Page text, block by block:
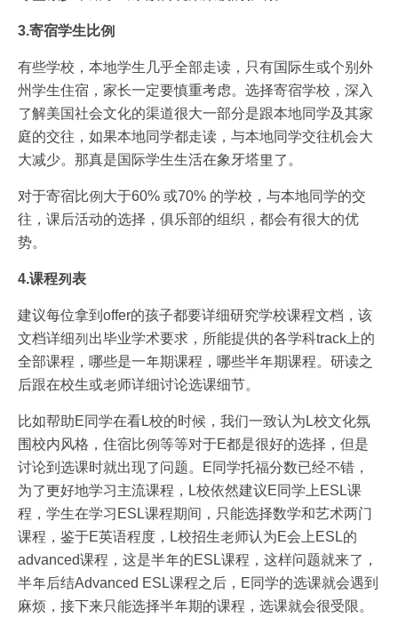
3.寄宿学生比例
有些学校，本地学生几乎全部走读，只有国际生或个别外
州学生住宿，家长一定要慎重考虑。选择寄宿学校，深入
了解美国社会文化的渠道很大一部分是跟本地同学及其家
庭的交往，如果本地同学都走读，与本地同学交往机会大
大减少。那真是国际学生生活在象牙塔里了。
对于寄宿比例大于60% 或70% 的学校，与本地同学的交
往，课后活动的选择，俱乐部的组织，都会有很大的优
势。
4.课程列表
建议每位拿到offer的孩子都要详细研究学校课程文档，该
文档详细列出毕业学术要求，所能提供的各学科track上的
全部课程，哪些是一年期课程，哪些半年期课程。研读之
后跟在校生或老师详细讨论选课细节。
比如帮助E同学在看L校的时候，我们一致认为L校文化氛
围校内风格，住宿比例等等对于E都是很好的选择，但是
讨论到选课时就出现了问题。E同学托福分数已经不错，
为了更好地学习主流课程，L校依然建议E同学上ESL课
程，学生在学习ESL课程期间，只能选择数学和艺术两门
课程，鉴于E英语程度，L校招生老师认为E会上ESL的
advanced课程，这是半年的ESL课程，这样问题就来了，
半年后结Advanced ESL课程之后，E同学的选课就会遇到
麻烦，接下来只能选择半年期的课程，选课就会很受限。